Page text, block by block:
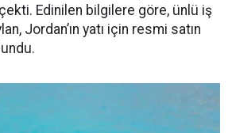
Edinilen bilgilere göre, ünlü iş
Jordan’ın yatı için resmi satın